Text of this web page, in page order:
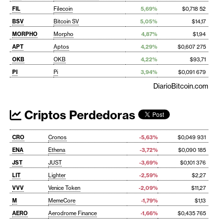
FIL
Filecoin 5,69%
$0,718 52
BSV
Bitcoin SV 5,05%
$14,17
MORPHO
Morpho 4,87%
$1,94
APT
Aptos 4,29%
$0,607 275
OKB
OKB 4,22%
$93,71
PI
Pi 3,94% $0,091 679
DiarioBitcoin.com
Criptos Perdedoras
CRO Cronos -5,63%
$0,049 931
ENA
Ethena -3,72%
$0,090 185
JST
JUST -3,69%
$0,101 376
LIT
Lighter -2,59%
$2,27
VVV
Venice Token -2,09%
$11,27
M
MemeCore -1,79%
$1,13
AERO
Aerodrome Finance -1,66% $0,435 765